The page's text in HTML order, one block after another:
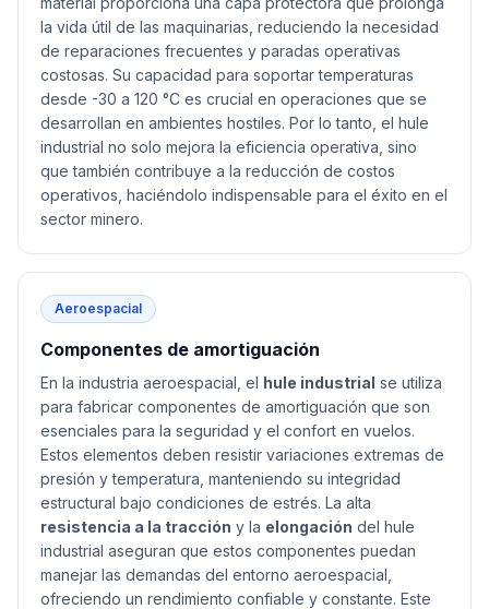
la vida útil de las maquinarias, reduciendo la necesidad
de reparaciones frecuentes y paradas operativas
costosas. Su capacidad para soportar temperaturas
desde -30 a 120 °C es crucial en operaciones que se
desarrollan en ambientes hostiles. Por lo tanto, el hule
industrial no solo mejora la eficiencia operativa, sino
que también contribuye a la reducción de costos
operativos, haciéndolo indispensable para el éxito en el
sector minero.
Aeroespacial
Componentes de amortiguación
En la industria aeroespacial, el hule industrial se utiliza
para fabricar componentes de amortiguación que son
esenciales para la seguridad y el confort en vuelos.
Estos elementos deben resistir variaciones extremas de
presión y temperatura, manteniendo su integridad
estructural bajo condiciones de estrés. La alta
resistencia a la tracción y la elongación del hule
industrial aseguran que estos componentes puedan
manejar las demandas del entorno aeroespacial,
ofreciendo un rendimiento confiable y constante. Este